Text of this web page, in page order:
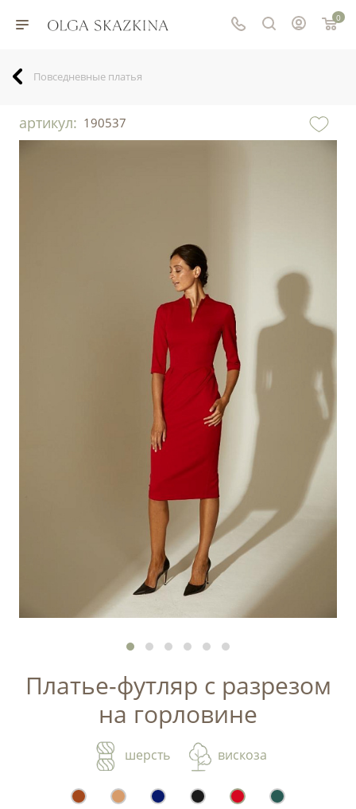
0
Повседневные платья
артикул: 190537
Платье-футляр с разрезом
на горловине
шерсть вискоза